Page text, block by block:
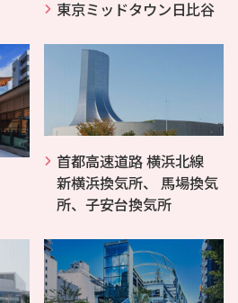
東京ミッドタウン日比谷
首都高速道路 横浜北線
新横浜換気所、 馬場換気
所、子安台換気所